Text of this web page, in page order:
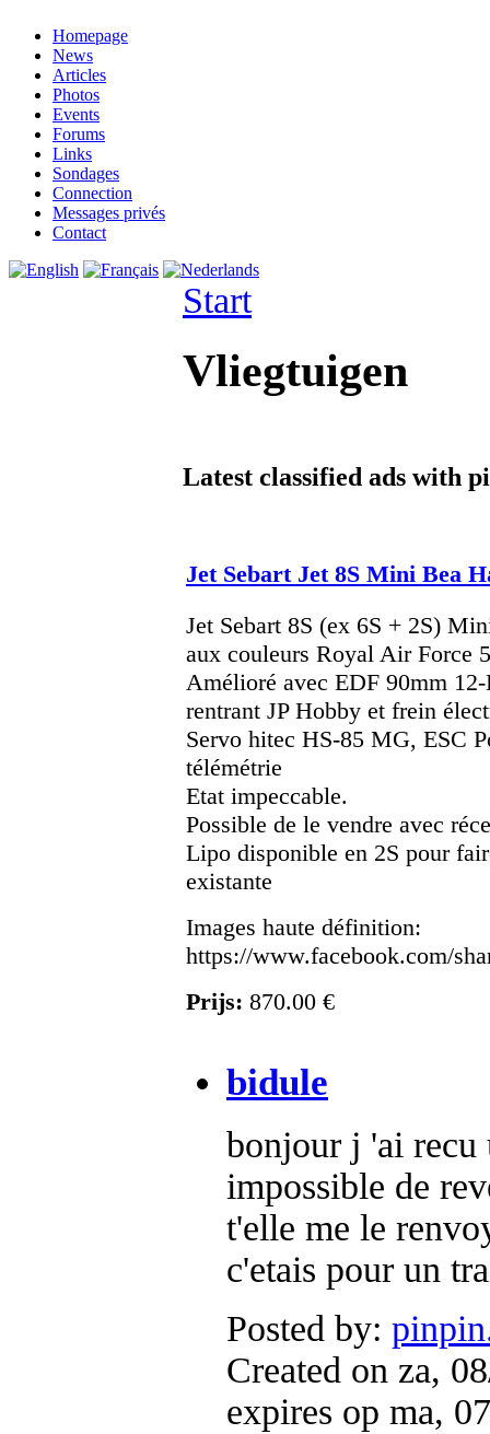
Homepage
News
Articles
Photos
Events
Forums
Links
Sondages
Connection
Messages privés
Contact
Start
Vliegtuigen
Latest classified ads with
Jet Sebart Jet 8S Mini Bea
Jet Sebart 8S (ex 6S + 2S)
aux couleurs Royal Air Force
Amélioré avec EDF 90mm
rentrant JP Hobby et frein
Servo hitec HS-85 MG, ESC
télémétrie
Etat impeccable.
Possible de le vendre avec
Lipo disponible en 2S pour
existante
Images haute définition:
https://www.facebook.com/
Prijs: 870.00 €
bidule
bonjour j 'ai recu
impossible de
t'elle me le
c'etais pour un
Posted by:
Created on za,
expires op ma,